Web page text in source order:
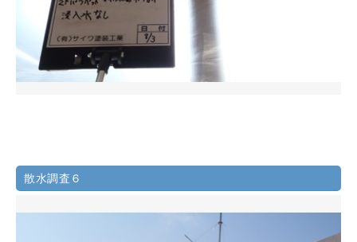
散水調査６